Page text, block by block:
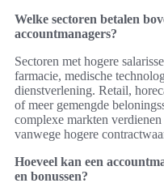
Welke sectoren betalen
accountmanagers?
Sectoren met hogere
farmacie, medische
dienstverlening. Retail,
of meer gemengde
complexe markten
vanwege hogere
Hoeveel kan een
en bonussen?